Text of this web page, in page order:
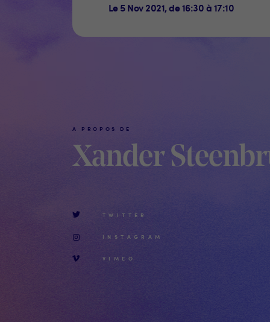
Le 5 Nov 2021, de 16:30 à 17:10
A PROPOS DE
Xander
TWITTER
INSTAGRAM
VIMEO